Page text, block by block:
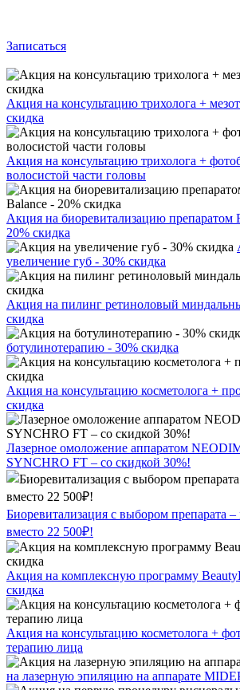
Записаться
Акция на консультацию трихолога +
скидка
Акция на консультацию трихолога +
волосистой части головы
Акция на биоревитализацию препаратом
20% скидка
увеличение губ - 30% скидка
Акция на пилинг ретиноловый
скидка
ботулинотерапию - 30% скидка
Акция на консультацию косметолога +
скидка
Лазерное омоложение аппаратом
SYNCHRO FT – со скидкой 30%!
Биоревитализация с выбором препарата –
вместо 22 500₽!
Акция на комплексную программу
скидка
Акция на консультацию косметолога +
терапию лица
на лазерную эпиляцию на аппарате